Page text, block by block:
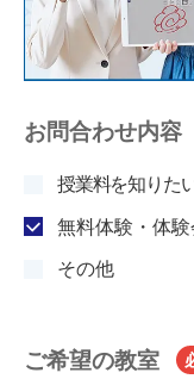
お問合わせ内容
授業料を知りた
無料体験・体
その他
ご希望の教室